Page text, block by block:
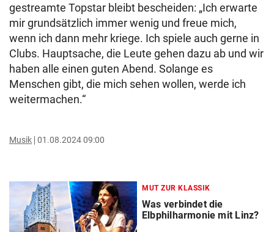
gestreamte Topstar bleibt bescheiden: „Ich erwarte
mir grundsätzlich immer wenig und freue mich,
wenn ich dann mehr kriege. Ich spiele auch gerne in
Clubs. Hauptsache, die Leute gehen dazu ab und wir
haben alle einen guten Abend. Solange es
Menschen gibt, die mich sehen wollen, werde ich
weitermachen.“
Musik 01.08.2024 09:00
MUT ZUR KLASSIK
Was verbindet die
Elbphilharmonie mit Linz?